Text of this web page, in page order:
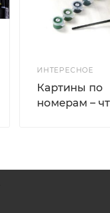
ИНТЕРЕСНОЕ
Картины по
номерам –